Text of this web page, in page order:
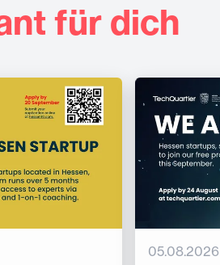
für dich
05.08.2026